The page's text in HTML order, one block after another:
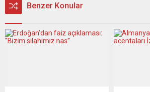
Benzer Konular